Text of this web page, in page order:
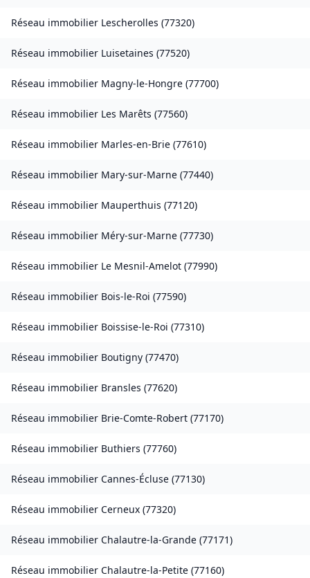
Réseau immobilier Lescherolles (77320)
Réseau immobilier Luisetaines (77520)
Réseau immobilier Magny-le-Hongre (77700)
Réseau immobilier Les Marêts (77560)
Réseau immobilier Marles-en-Brie (77610)
Réseau immobilier Mary-sur-Marne (77440)
Réseau immobilier Mauperthuis (77120)
Réseau immobilier Méry-sur-Marne (77730)
Réseau immobilier Le Mesnil-Amelot (77990)
Réseau immobilier Bois-le-Roi (77590)
Réseau immobilier Boissise-le-Roi (77310)
Réseau immobilier Boutigny (77470)
Réseau immobilier Bransles (77620)
Réseau immobilier Brie-Comte-Robert (77170)
Réseau immobilier Buthiers (77760)
Réseau immobilier Cannes-Écluse (77130)
Réseau immobilier Cerneux (77320)
Réseau immobilier Chalautre-la-Grande (77171)
Réseau immobilier Chalautre-la-Petite (77160)